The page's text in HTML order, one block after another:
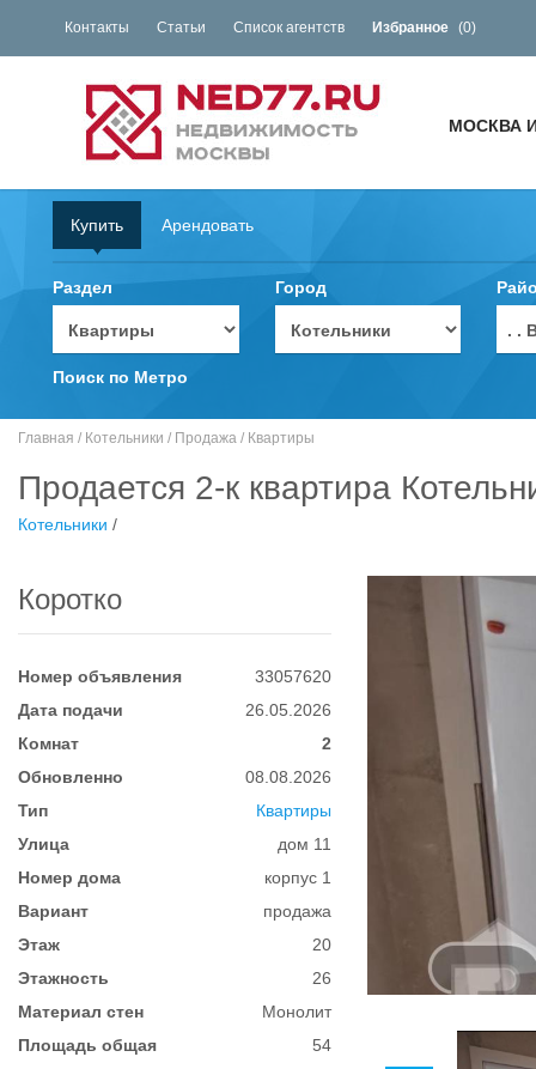
Контакты Статьи Список агентств Избранное (0)
МОСКВА
Купить Арендовать
Раздел Город
. .
Поиск по Метро
Главная / Котельники / Продажа / Квартиры
Продается 2-к квартира
Котельники /
Коротко
Номер объявления
33057620
Дата подачи
26.05.2026
Комнат
2
Обновленно
08.08.2026
Тип
Квартиры
Улица
дом 11
Номер дома
корпус 1
Вариант
продажа
Этаж
20
Этажность
26
Материал стен
Монолит
Площадь общая
54